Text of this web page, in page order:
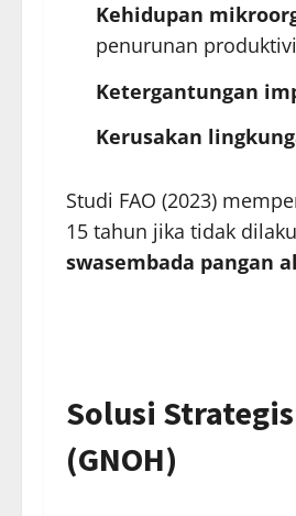
Kehidupan
penurunan
Ketergantungan
Kerusakan
Studi FAO (2023)
15 tahun jika tidak
swasembada pangan
Solusi
(GNOH)